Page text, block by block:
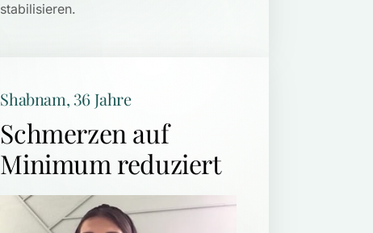
stabilisieren.
Shabnam, 36 Jahre
Schmerzen auf
Minimum reduziert